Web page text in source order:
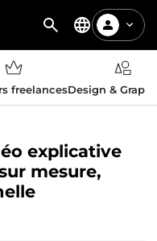
freelancesDesign &
explicative
mesure,